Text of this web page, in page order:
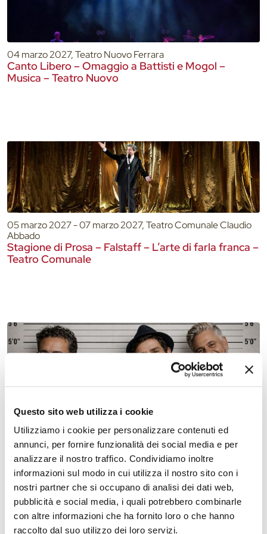
Questo sito web utilizza i cookie
Utilizziamo i cookie per personalizzare contenuti ed
annunci, per fornire funzionalità dei social media e per
analizzare il nostro traffico. Condividiamo inoltre
informazioni sul modo in cui utilizza il nostro sito con i
nostri partner che si occupano di analisi dei dati web,
pubblicità e social media, i quali potrebbero combinarle
con altre informazioni che ha fornito loro o che hanno
raccolto dal suo utilizzo dei loro servizi.
04 marzo 2027, Teatro Nuovo Ferrara
Canto Libero – Omaggio a Battisti e Mogol –
Musica – Teatro Nuovo
05 marzo 2027 - 07 marzo 2027, Teatro Comunale Claudio
Abbado
Stagione di Prosa – Falstaff – L’arte di farla franca –
Teatro Comunale
13 marzo 2027 - 14 marzo 2027, Teatro Nuovo
La cosa giusta – Teatro Nuovo